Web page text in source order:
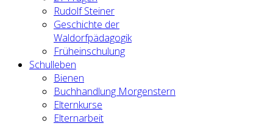
Rudolf Steiner
Geschichte der
Waldorfpädagogik
Früheinschulung
Schulleben
Bienen
Buchhandlung Morgenstern
Elternkurse
Elternarbeit